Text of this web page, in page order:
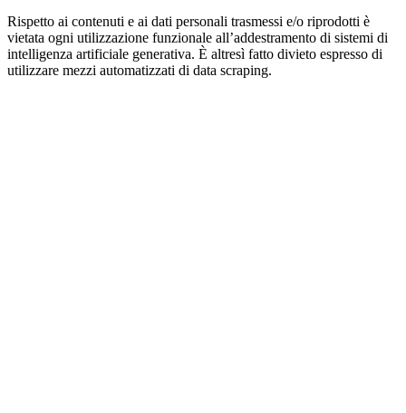
Rispetto ai contenuti e ai dati personali trasmessi e/o riprodotti è
vietata ogni utilizzazione funzionale all’addestramento di sistemi di
intelligenza artificiale generativa. È altresì fatto divieto espresso di
utilizzare mezzi automatizzati di data scraping.